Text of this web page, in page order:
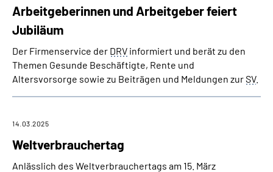
Arbeitgeberinnen und Arbeitgeber feiert
Jubiläum
Der Firmenservice der DRV informiert und berät zu den
Themen Gesunde Beschäftigte, Rente und
Altersvorsorge sowie zu Beiträgen und Meldungen zurSV.
Weltverbrauchertag
14.03.2025
Anlässlich des Weltverbrauchertags am 15. März